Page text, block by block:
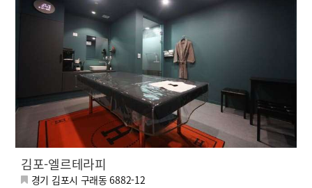
김포-엘르테라피
경기 김포시 구래동 6882-12